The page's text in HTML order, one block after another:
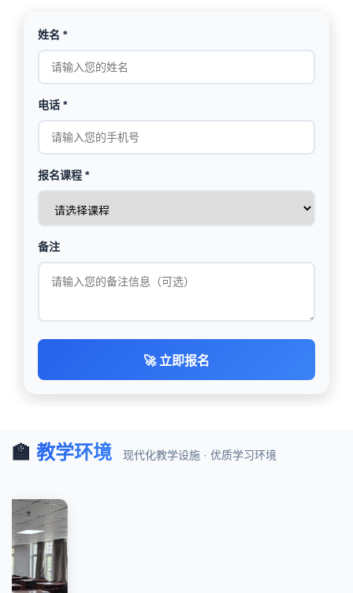
姓名 *
电话 *
报名课程 *
备注
🚀 立即报名
🏫 教学环境 现代化教学设施 · 优质学习环境